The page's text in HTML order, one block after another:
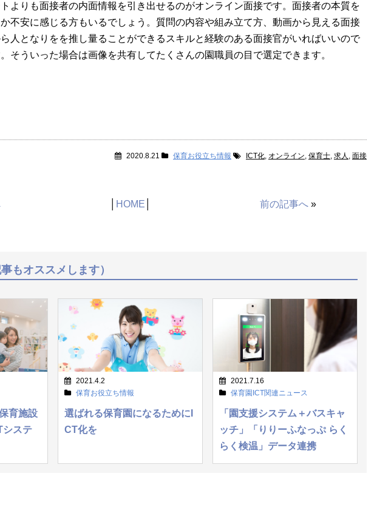
よりも面接者の内面情報を引き出せるのがオンライン面接です。面接者の本質を
不安に感じる方もいるでしょう。質問の内容や組み立て方、動画から見える面接
人となりをを推し量ることができるスキルと経験のある面接官がいればいいので
そういった場合は画像を共有してたくさんの園職員の目で選定できます。
2020.8.21 保育お役立ち情報 ICT化, オンライン, 保育士, 求人 , 面接
HOME 前の記事へ»
もオススメします）
育施設
システ
2021.4.2
保育お役立ち情報
選ばれる保育園になるためにI
CT化を
2021.7.16
保育園ICT関連ニュース
「園支援システム＋バスキャ
ッチ」「りりーふなっぷ らく
らく検温」データ連携